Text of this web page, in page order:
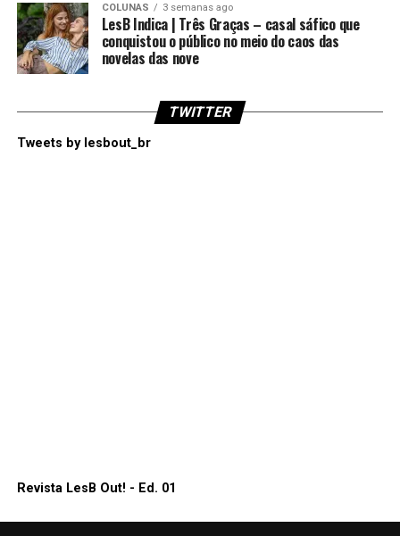
COLUNAS 3 semanas ago
LesB Indica | Três Graças – casal sáfico que
conquistou o público no meio do caos das
novelas das nove
TWITTER
Tweets by lesbout_br
Revista LesB Out! - Ed. 01